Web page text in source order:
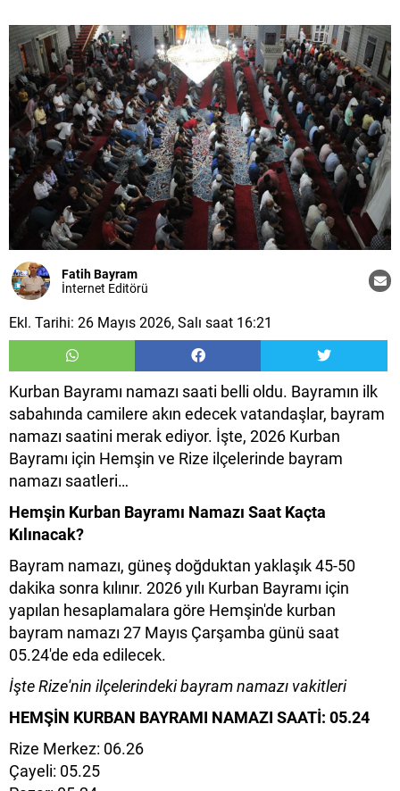
Fatih Bayram
İnternet Editörü
Ekl. Tarihi: 26 Mayıs 2026, Salı saat 16:21
Kurban Bayramı namazı saati belli oldu. Bayramın ilk
sabahında camilere akın edecek vatandaşlar, bayram
namazı saatini merak ediyor. İşte, 2026 Kurban
Bayramı için Hemşin ve Rize ilçelerinde bayram
namazı saatleri…
Hemşin Kurban Bayramı Namazı Saat Kaçta
Kılınacak?
Bayram namazı, güneş doğduktan yaklaşık 45-50
dakika sonra kılınır. 2026 yılı Kurban Bayramı için
yapılan hesaplamalara göre Hemşin'de kurban
bayram namazı 27 Mayıs Çarşamba günü saat
05.24'de eda edilecek.
İşte Rize'nin ilçelerindeki bayram namazı vakitleri
HEMŞİN KURBAN BAYRAMI NAMAZI SAATİ: 05.24
Rize Merkez: 06.26
Çayeli: 05.25